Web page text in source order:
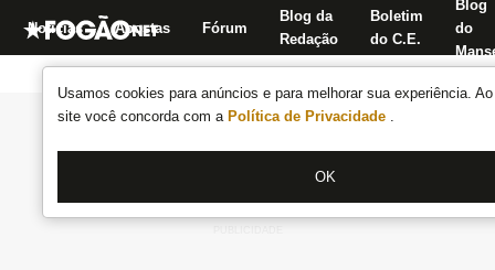
Usamos cookies para anúncios e para melhorar sua experiência.
site você concorda com a Política de Privacidade .
OK
Notícias Apostas Fórum
Blog da
Redação
Boletim
do C.E.
Blog
do